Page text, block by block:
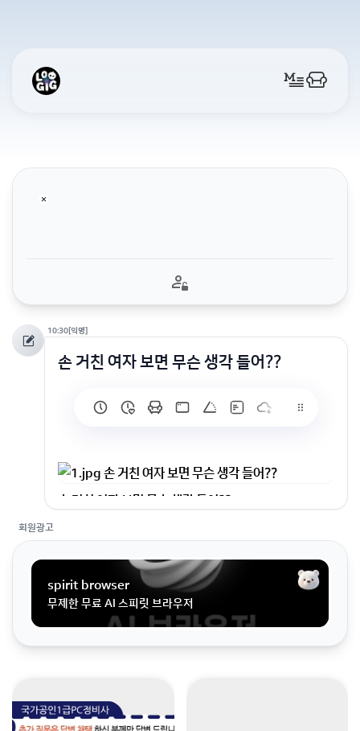
10:30[익명]
손 거친 여자 보면 무슨 생각 들어??
손 거친 여자 보면 무슨 생각 들어??
회원광고
spirit browser
무제한 무료 AI 스피릿 브라우저